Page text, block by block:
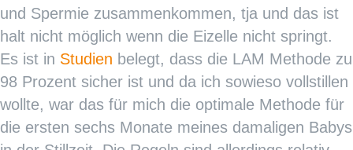
und Spermie zusammenkommen, tja und das ist
halt nicht möglich wenn die Eizelle nicht springt.
Es ist in Studien belegt, dass die LAM Methode zu
98 Prozent sicher ist und da ich sowieso vollstillen
wollte, war das für mich die optimale Methode für
die ersten sechs Monate meines damaligen Babys